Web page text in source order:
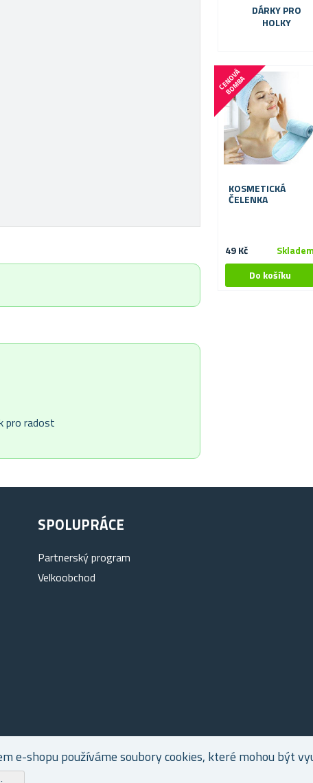
e-shopu používáme soubory cookies, které mohou být
pro radost
DÁRKY PRO
HOLKY
C
E
N
O
V
Á
B
O
M
B
A
KOSMETICKÁ
ČELENKA
49 Kč
SPOLUPRÁCE
Partnerský program
Velkoobchod